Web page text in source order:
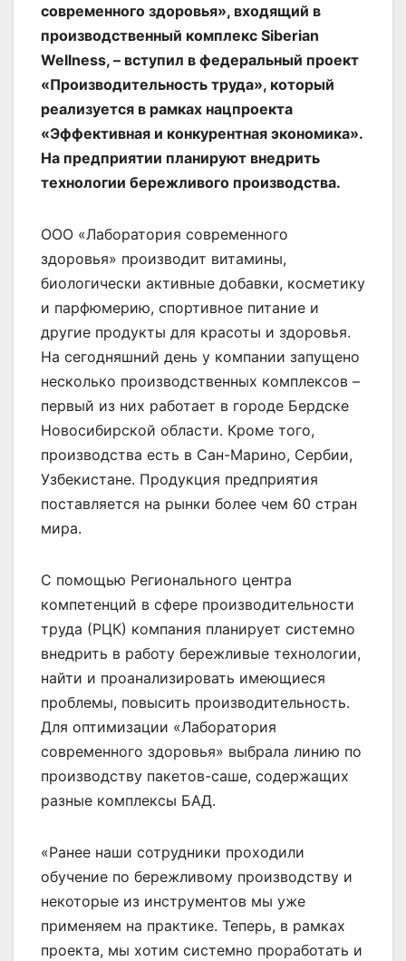
современного здоровья», входящий в
производственный комплекс Siberian
Wellness, – вступил в федеральный проект
«Производительность труда», который
реализуется в рамках нацпроекта
«Эффективная и конкурентная экономика».
На предприятии планируют внедрить
технологии бережливого производства.
ООО «Лаборатория современного
здоровья» производит витамины,
биологически активные добавки, косметику
и парфюмерию, спортивное питание и
другие продукты для красоты и здоровья.
На сегодняшний день у компании запущено
несколько производственных комплексов –
первый из них работает в городе Бердске
Новосибирской области. Кроме того,
производства есть в Сан-Марино, Сербии,
Узбекистане. Продукция предприятия
поставляется на рынки более чем 60 стран
мира.
С помощью Регионального центра
компетенций в сфере производительности
труда (РЦК) компания планирует системно
внедрить в работу бережливые технологии,
найти и проанализировать имеющиеся
проблемы, повысить производительность.
Для оптимизации «Лаборатория
современного здоровья» выбрала линию по
производству пакетов-саше, содержащих
разные комплексы БАД.
«Ранее наши сотрудники проходили
обучение по бережливому производству и
некоторые из инструментов мы уже
применяем на практике. Теперь, в рамках
проекта, мы хотим системно проработать и